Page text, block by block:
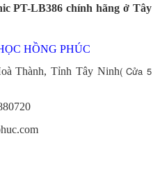
PT-LB386 chính hãng ở Tây
HỒNG PHÚC
Thành, Tỉnh Tây Ninh( Cửa 5